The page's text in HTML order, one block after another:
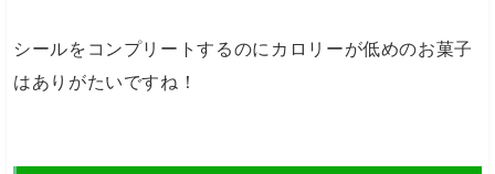
シールをコンプリートするのにカロリーが低めのお菓子
はありがたいですね！